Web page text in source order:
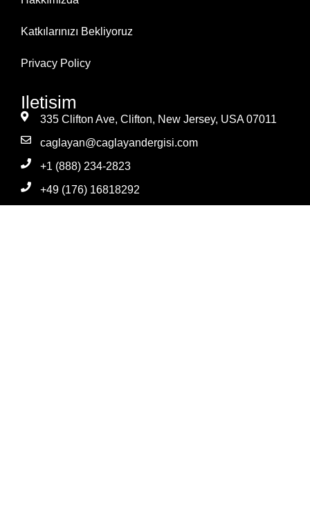
Katkılarınızı Bekliyoruz
Privacy Policy
Iletisim
335 Clifton Ave, Clifton, New Jersey, USA 07011
caglayan@caglayandergisi.com
+1 (888) 234-2823
+49 (176) 16818292